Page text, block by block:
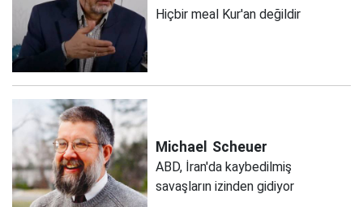
Hiçbir meal Kur'an değildir
Michael Scheuer
ABD, İran'da kaybedilmiş
savaşların izinden gidiyor